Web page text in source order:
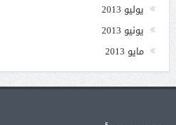
يوليو 2013
يونيو 2013
مايو 2013